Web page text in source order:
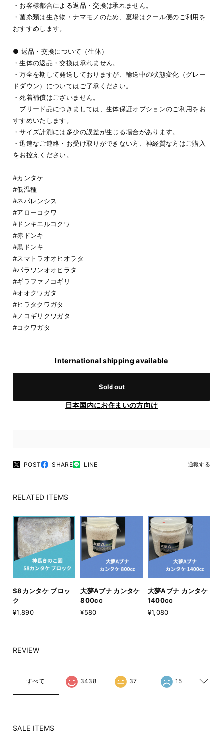
・お客様都合による返品・交換は承れません。
・菌糸類は生き物・ナマモノのため、夏場はクール便のご利用を
おすすめします。
● 返品・交換について（生体）
・生体の返品・交換は承れません。
・万全を期して発送しておりますが、輸送中の状態変化（グレー
ドダウン）についてはご了承ください。
・死着補償はございません。
ブリード品につきましては、生体保証オプションのご利用をお
すすめいたします。
・サイズ計測には多少の誤差が生じる場合があります。
・迅速なご連絡・お受け取りができない方、神経質な方はご購入
をお控えください。
#カンタケ
#低温種
#ネパレンシス
#アローコクワ
#ドンキエルコクワ
#赤ドンキ
#黒ドンキ
#スマトラオオヒオラタ
#パラワンオオヒラタ
#ギラファノコギリ
#オオクワガタ
#ヒラタクワガタ
#ノコギリクワガタ
#コクワガタ
International shipping available
Sold out
日本国内にお住まいの方向け
POST SHARE LINE 通報する
RELATED ITEMS
S8カンタケ ブロッ
ク
¥1,890
大夢Aブナ カンタケ
800cc
¥580
大夢Aブナ カンタケ
1400cc
¥1,080
REVIEW
すべて 3438 37 15
SALE ITEMS